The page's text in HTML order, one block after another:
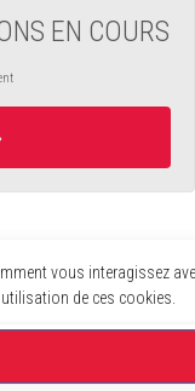
vous interagissez
de ces cookies.
EN COURS
SOUMIS